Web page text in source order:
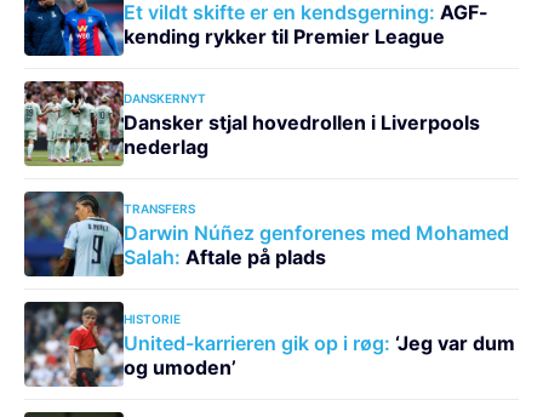
Et vildt skifte er en kendsgerning: AGF-
kending rykker til Premier League
DANSKERNYT
Dansker stjal hovedrollen i Liverpools
nederlag
TRANSFERS
Darwin Núñez genforenes med Mohamed
Salah: Aftale på plads
HISTORIE
United-karrieren gik op i røg: ‘Jeg var dum
og umoden’